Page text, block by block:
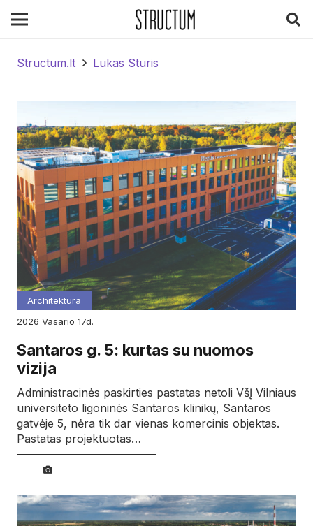
Structum.lt Lukas Sturis
Architektūra
2026
vasario 17d.
Santaros g. 5: kurtas su nuomos
vizija
Administracinės paskirties pastatas netoli VšĮ Vilniaus
universiteto ligoninės Santaros klinikų, Santaros
gatvėje 5, nėra tik dar vienas komercinis objektas.
Pastatas projektuotas…